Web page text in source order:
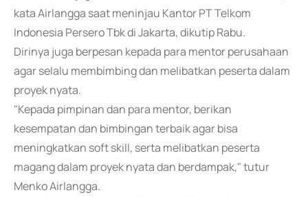
kata Airlangga saat meninjau Kantor PT Telkom
Indonesia Persero Tbk di Jakarta, dikutip Rabu.
Dirinya juga berpesan kepada para mentor perusahaan
agar selalu membimbing dan melibatkan peserta dalam
proyek nyata.
"Kepada pimpinan dan para mentor, berikan
kesempatan dan bimbingan terbaik agar bisa
meningkatkan soft skill, serta melibatkan peserta
magang dalam proyek nyata dan berdampak," tutur
Menko Airlangga.